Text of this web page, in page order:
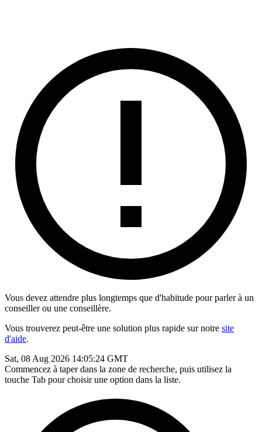
Vous devez attendre plus longtemps que d'habitude pour parler à un
conseiller ou une conseillère.
Vous trouverez peut-être une solution plus rapide sur notre site
d'aide.
Sat, 08 Aug 2026 14:05:24 GMT
Commencez à taper dans la zone de recherche, puis utilisez la
touche Tab pour choisir une option dans la liste.